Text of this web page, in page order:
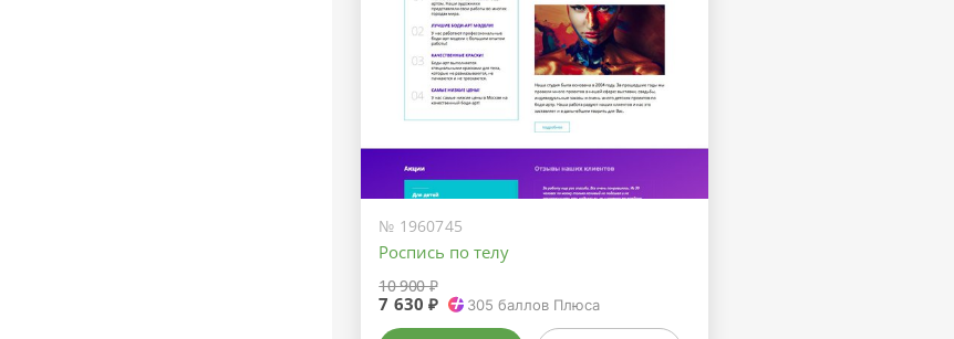
№ 1960745
Роспись по телу
10 900 ₽
7 630 ₽ 305 баллов Плюса